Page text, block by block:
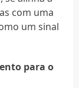
com uma
um sinal
para o